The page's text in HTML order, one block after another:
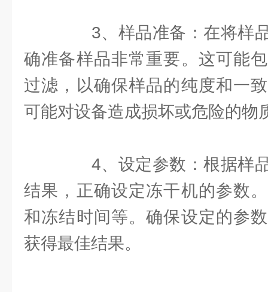
3、样品准备：在将样品
确准备样品非常重要。这可能
过滤，以确保样品的纯度和一
可能对设备造成损坏或危险的物
4、设定参数：根据样品
结果，正确设定冻干机的参数
和冻结时间等。确保设定的参
获得最佳结果。